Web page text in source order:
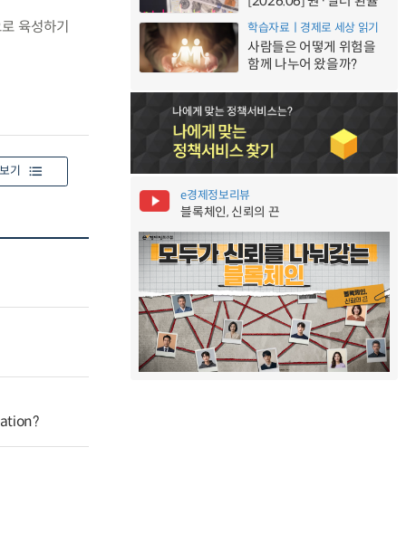
육성하기
기
학습자료ㅣ경제로 세상 읽기
사람들은 어떻게 위험을
함께 나누어 왔을까?
e경제정보리뷰
블록체인, 신뢰의 끈